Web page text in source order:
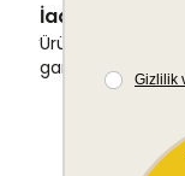
İade &
Ürünlerinizde
garantisi.